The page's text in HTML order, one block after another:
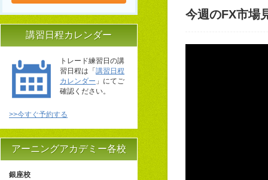
今週のFX市場
講習日程カレンダー
トレード練習日の講
習日程は「 講習日程
カレンダー 」にてご
確認ください。
>>今すぐ予約する
アーニングアカデミー各校
銀座校